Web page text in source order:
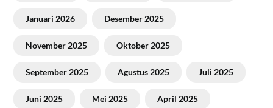
Januari 2026 Desember 2025
November 2025 Oktober 2025
September 2025 Agustus 2025 Juli 2025
Juni 2025 Mei 2025 April 2025